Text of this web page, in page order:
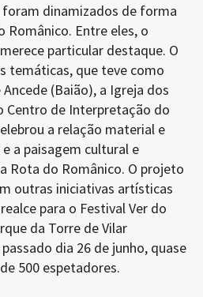
dinamizados de forma
Românico. Entre eles, o
particular destaque. O
temáticas, que teve como
(Baião), a Igreja dos
Centro de Interpretação do
a relação material e
a paisagem cultural e
Rota do Românico. O projeto
outras iniciativas artísticas
para o Festival Ver do
da Torre de Vilar
dia 26 de junho, quase
500 espetadores.